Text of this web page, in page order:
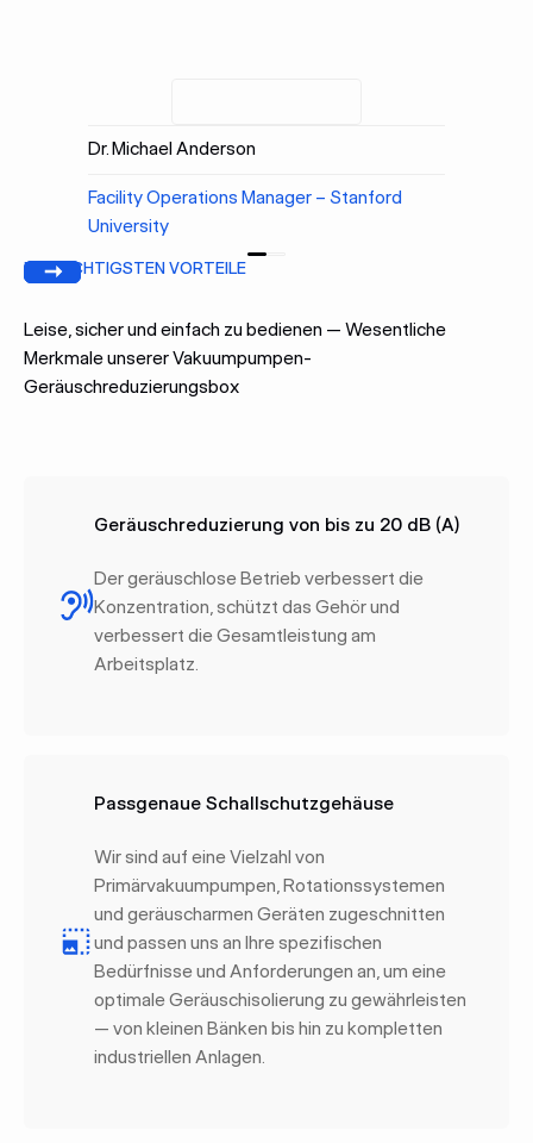
Dr. Michael Anderson
Facility Operations Manager – Stanford
University
Bisherige
Weiter
DIE WICHTIGSTEN VORTEILE
Leise, sicher und einfach zu bedienen — Wesentliche
Merkmale unserer Vakuumpumpen-
Geräuschreduzierungsbox
Geräuschreduzierung von bis zu 20 dB (A)
Der geräuschlose Betrieb verbessert die
Konzentration, schützt das Gehör und
verbessert die Gesamtleistung am
Arbeitsplatz.
Passgenaue Schallschutzgehäuse
Wir sind auf eine Vielzahl von
Primärvakuumpumpen, Rotationssystemen
und geräuscharmen Geräten zugeschnitten
und passen uns an Ihre spezifischen
Bedürfnisse und Anforderungen an, um eine
optimale Geräuschisolierung zu gewährleisten
— von kleinen Bänken bis hin zu kompletten
industriellen Anlagen.